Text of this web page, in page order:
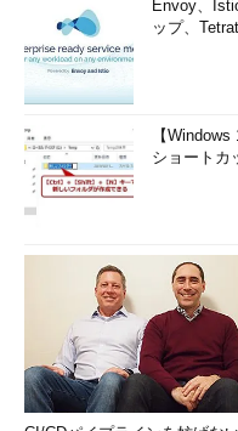
Envoy、
ップ、
【
ショートカ